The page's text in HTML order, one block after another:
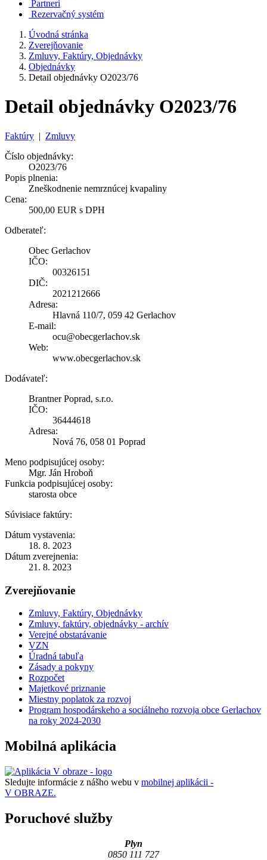
Partneri
Rezervačný systém
Úvodná stránka
Zverejňovanie
Zmluvy, Faktúry, Objednávky
Objednávky
Detail objednávky O2023/76
Detail objednávky O2023/76
Faktúry | Zmluvy
Číslo objednávky:
O2023/76
Popis plnenia:
Zneškodnenie nemrznúcej kvapaliny
Cena:
500,00 EUR s DPH
Odberateľ:
Obec Gerlachov
IČO:
00326151
DIČ:
2021212666
Adresa:
Hlavná 110/7, 059 42 Gerlachov
E-mail:
ocu@obecgerlachov.sk
Web:
www.obecgerlachov.sk
Dodávateľ:
Brantner Poprad, s.r.o.
IČO:
36444618
Adresa:
Nová 76, 058 01 Poprad
Meno podpisujúcej osoby:
Mgr. Ján Hroboň
Funkcia podpisujúcej osoby:
starosta obce
Súvisiace faktúry:
Dátum vystavenia:
18. 8. 2023
Dátum zverejnenia:
21. 8. 2023
Zverejňovanie
Zmluvy, Faktúry, Objednávky
Zmluvy, faktúry, objednávky - archív
Verejné obstarávanie
VZN
Úradná tabuľa
Zásady a pokyny
Rozpočet
Majetkové priznanie
Miestny poplatok za rozvoj
Program hospodárskeho a sociálneho rozvoja obce Gerlachov
na roky 2024-2030
Mobilná aplikácia
Sledujte informácie z nášho webu v mobilnej aplikácii -
V OBRAZE.
Poruchové služby
Plyn
0850 111 727